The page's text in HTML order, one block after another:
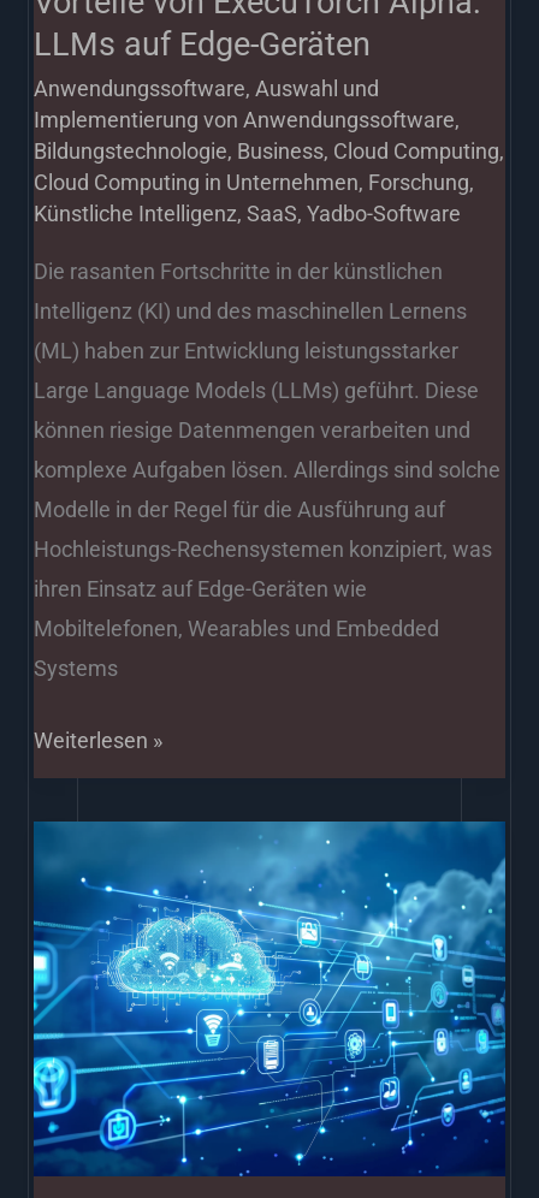
LLMs auf Edge-Geräten
Anwendungssoftware,Auswahl und
Implementierung von Anwendungssoftware,
Bildungstechnologie, Business, Cloud Computing,
Cloud Computing in Unternehmen, Forschung,
Künstliche Intelligenz,SaaS,Yadbo-Software
Die rasanten Fortschritte in der künstlichen
Intelligenz (KI) und des maschinellen Lernens
(ML) haben zur Entwicklung leistungsstarker
Large Language Models (LLMs) geführt. Diese
können riesige Datenmengen verarbeiten und
komplexe Aufgaben lösen. Allerdings sind solche
Modelle in der Regel für die Ausführung auf
Hochleistungs-Rechensystemen konzipiert, was
ihren Einsatz auf Edge-Geräten wie
Mobiltelefonen, Wearables und Embedded
Systems
Weiterlesen »
Sie
Cloud-
Design-
Muster:
7
Best
Praktiken